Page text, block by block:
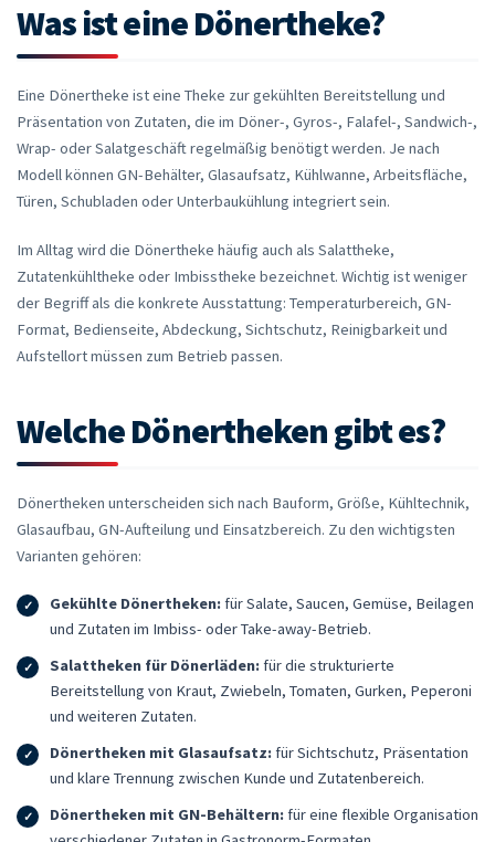
Was ist eine Dönertheke?
Eine Dönertheke ist eine Theke zur gekühlten Bereitstellung und
Präsentation von Zutaten, die im Döner-, Gyros-, Falafel-, Sandwich-,
Wrap- oder Salatgeschäft regelmäßig benötigt werden. Je nach
Modell können GN-Behälter, Glasaufsatz, Kühlwanne, Arbeitsfläche,
Türen, Schubladen oder Unterbaukühlung integriert sein.
Im Alltag wird die Dönertheke häufig auch als Salattheke,
Zutatenkühltheke oder Imbisstheke bezeichnet. Wichtig ist weniger
der Begriff als die konkrete Ausstattung: Temperaturbereich, GN-
Format, Bedienseite, Abdeckung, Sichtschutz, Reinigbarkeit und
Aufstellort müssen zum Betrieb passen.
Welche Dönertheken gibt es?
Dönertheken unterscheiden sich nach Bauform, Größe, Kühltechnik,
Glasaufbau, GN-Aufteilung und Einsatzbereich. Zu den wichtigsten
Varianten gehören:
Gekühlte Dönertheken:für Salate, Saucen, Gemüse, Beilagen
und Zutaten im Imbiss- oder Take-away-Betrieb.
Salattheken für Dönerläden:für die strukturierte
Bereitstellung von Kraut, Zwiebeln, Tomaten, Gurken, Peperoni
und weiteren Zutaten.
Dönertheken mit Glasaufsatz:für Sichtschutz, Präsentation
und klare Trennung zwischen Kunde und Zutatenbereich.
Dönertheken mit GN-Behältern:für eine flexible Organisation